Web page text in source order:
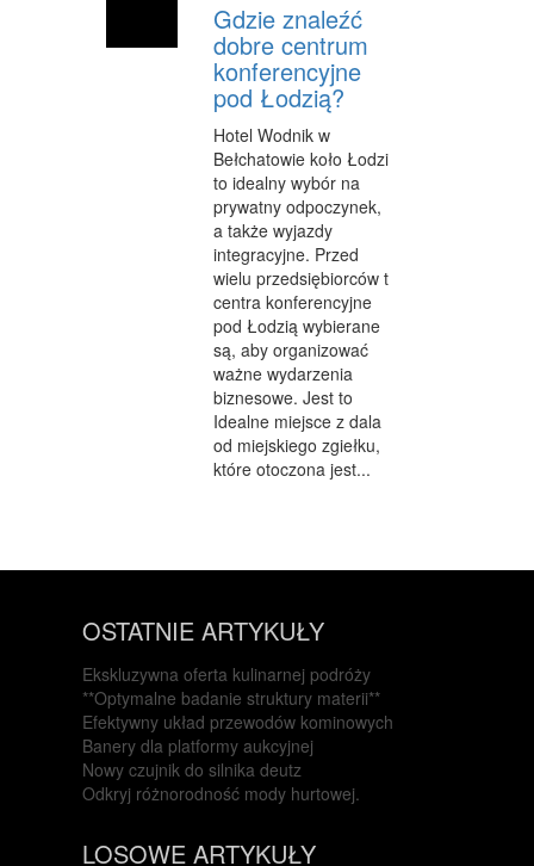
Gdzie znaleźć
dobre centrum
konferencyjne
pod Łodzią?
Hotel Wodnik w
Bełchatowie koło Łodzi
to idealny wybór na
prywatny odpoczynek,
a także wyjazdy
integracyjne. Przed
wielu przedsiębiorców t
centra konferencyjne
pod Łodzią wybierane
są, aby organizować
ważne wydarzenia
biznesowe. Jest to
Idealne miejsce z dala
od miejskiego zgiełku,
które otoczona jest...
OSTATNIE ARTYKUŁY
Ekskluzywna oferta kulinarnej podróży
**Optymalne badanie struktury materii**
Efektywny układ przewodów kominowych
Banery dla platformy aukcyjnej
Nowy czujnik do silnika deutz
Odkryj różnorodność mody hurtowej.
LOSOWE ARTYKUŁY